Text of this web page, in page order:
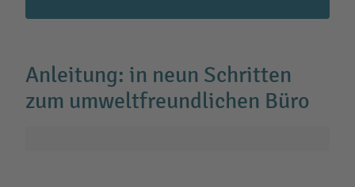
Anleitung: in neun Schritten
zum umweltfreundlichen Büro